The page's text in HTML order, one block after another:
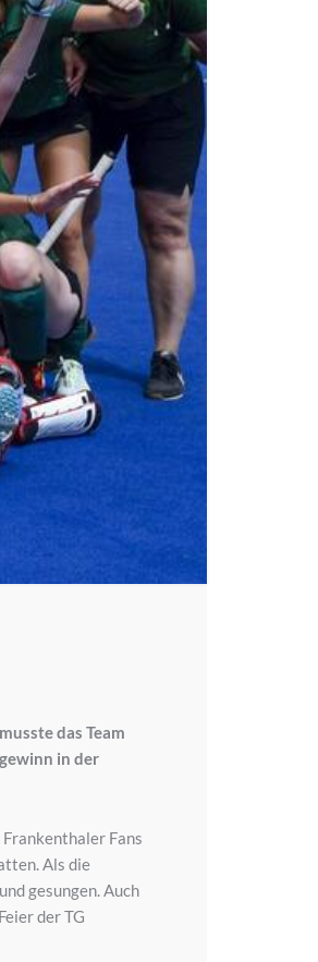
das Team
in der
Fans
Als die
gesungen. Auch
der TG